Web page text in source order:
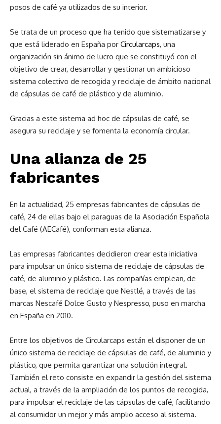
posos de café ya utilizados de su interior.
Se trata de un proceso que ha tenido que sistematizarse y
que está liderado en España por Circularcaps, una
organización sin ánimo de lucro que se constituyó con el
objetivo de crear, desarrollar y gestionar un ambicioso
sistema colectivo de recogida y reciclaje de ámbito nacional
de cápsulas de café de plástico y de aluminio.
Gracias a este sistema ad hoc de cápsulas de café, se
asegura su reciclaje y se fomenta la economía circular.
Una alianza de 25
fabricantes
En la actualidad, 25 empresas fabricantes de cápsulas de
café, 24 de ellas bajo el paraguas de la Asociación Española
del Café (AECafé), conforman esta alianza.
Las empresas fabricantes decidieron crear esta iniciativa
para impulsar un único sistema de reciclaje de cápsulas de
café, de aluminio y plástico. Las compañías emplean, de
base, el sistema de reciclaje que Nestlé, a través de las
marcas Nescafé Dolce Gusto y Nespresso, puso en marcha
en España en 2010.
Entre los objetivos de Circularcaps están el disponer de un
único sistema de reciclaje de cápsulas de café, de aluminio y
plástico, que permita garantizar una solución integral.
También el reto consiste en expandir la gestión del sistema
actual, a través de la ampliación de los puntos de recogida,
para impulsar el reciclaje de las cápsulas de café, facilitando
al consumidor un mejor y más amplio acceso al sistema.